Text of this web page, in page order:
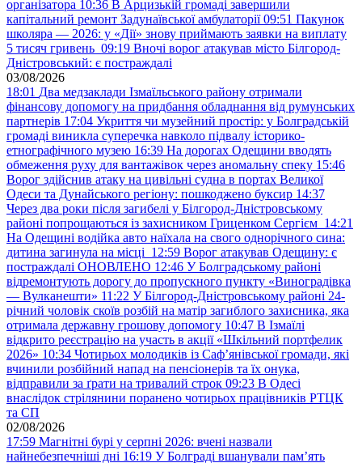
організатора 10:36 В Арцизькій громаді завершили
капітальний ремонт Задунаївської амбулаторії 09:51 Пакунок
школяра — 2026: у «Дії» знову приймають заявки на виплату
5 тисяч гривень 09:19 Вночі ворог атакував місто Білгород-
Дністровський: є постраждалі
03/08/2026
18:01 Два медзаклади Ізмаїльського району отримали
фінансову допомогу на придбання обладнання від румунських
партнерів 17:04 Укриття чи музейний простір: у Болградській
громаді виникла суперечка навколо підвалу історико-
етнографічного музею 16:39 На дорогах Одещини вводять
обмеження руху для вантажівок через аномальну спеку 15:46
Ворог здійснив атаку на цивільні судна в портах Великої
Одеси та Дунайського регіону: пошкоджено буксир 14:37
Через два роки після загибелі у Білгород-Дністровському
районі попрощаються із захисником Гриценком Сергієм 14:21
На Одещині водійка авто наїхала на свого однорічного сина:
дитина загинула на місці 12:59 Ворог атакував Одещину: є
постраждалі ОНОВЛЕНО 12:46 У Болградському районі
відремонтують дорогу до пропускного пункту «Виноградівка
— Вулканешти» 11:22 У Білгород-Дністровському районі 24-
річний чоловік скоїв розбій на матір загиблого захисника, яка
отримала державну грошову допомогу 10:47 В Ізмаїлі
відкрито реєстрацію на участь в акції «Шкільний портфелик
2026» 10:34 Чотирьох молодиків із Саф’янівської громади, які
вчинили розбійний напад на пенсіонерів та їх онука,
відправили за ґрати на тривалий строк 09:23 В Одесі
внаслідок стрілянини поранено чотирьох працівників РТЦК
та СП
02/08/2026
17:59 Магнітні бурі у серпні 2026: вчені назвали
найнебезпечніші дні 16:19 У Болграді вшанували пам’ять